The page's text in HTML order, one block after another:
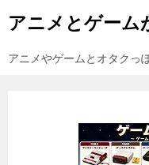
アニメとゲーム
アニメやゲームとオタクっ